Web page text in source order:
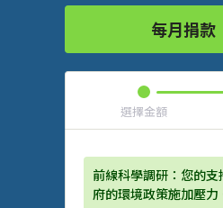
每月捐款
選擇金額
前線科學調研：您的
府的環境政策施加壓力